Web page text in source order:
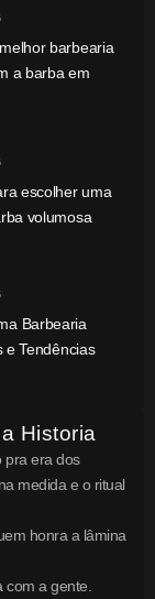
barbearia
a barba em
escolher uma
volumosa
Barbearia
e Tendências
Historia
era dos
medida e o ritual
honra a lâmina
com a gente.